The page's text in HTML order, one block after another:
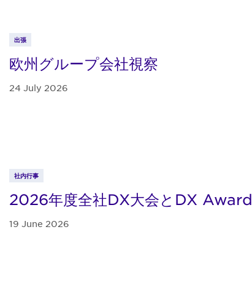
出張
欧州グループ会社視察
24 July 2026
社内行事
2026年度全社DX大会とDX Award
19 June 2026